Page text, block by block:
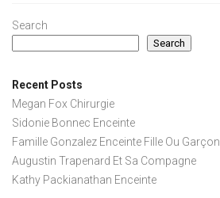
Search
Search
Recent Posts
Megan Fox Chirurgie
Sidonie Bonnec Enceinte
Famille Gonzalez Enceinte Fille Ou Garçon
Augustin Trapenard Et Sa Compagne
Kathy Packianathan Enceinte